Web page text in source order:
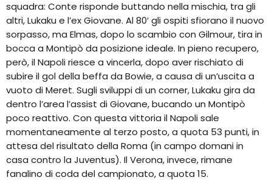
squadra: Conte risponde buttando nella mischia, tra gli
altri, Lukaku e l’ex Giovane. Al 80′ gli ospiti sfiorano il nuovo
sorpasso, ma Elmas, dopo lo scambio con Gilmour, tira in
bocca a Montipò da posizione ideale. In pieno recupero,
però, il Napoli riesce a vincerla, dopo aver rischiato di
subire il gol della beffa da Bowie, a causa di un’uscita a
vuoto di Meret. Sugli sviluppi di un corner, Lukaku gira da
dentro l’area l’assist di Giovane, bucando un Montipò
poco reattivo. Con questa vittoria il Napoli sale
momentaneamente al terzo posto, a quota 53 punti, in
attesa del risultato della Roma (in campo domani in
casa contro la Juventus). Il Verona, invece, rimane
fanalino di coda del campionato, a quota 15.